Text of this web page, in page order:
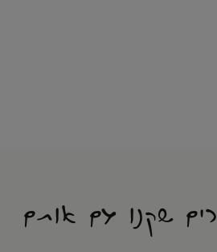
שקנו גם אותם